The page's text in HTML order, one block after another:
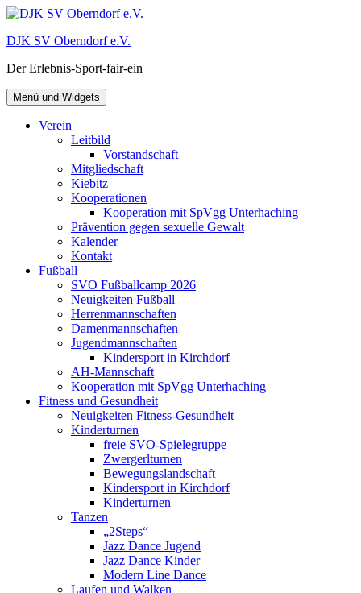
Zum
springen
DJK SV Oberndorf e.V.
Der Erlebnis-Sport-fair-ein
Menü und Widgets
Verein
Leitbild
Vorstandschaft
Mitgliedschaft
Kiebitz
Kooperationen
Kooperation mit SpVgg Unterhaching
Prävention gegen sexuelle Gewalt
Kalender
Kontakt
Fußball
SVO Fußballcamp 2026
Neuigkeiten Fußball
Herrenmannschaften
Damenmannschaften
Jugendmannschaften
Kindersport in Kirchdorf
AH-Mannschaft
Kooperation mit SpVgg Unterhaching
Fitness und Gesundheit
Neuigkeiten Fitness-Gesundheit
Kinderturnen
freie SVO-Spielegruppe
Zwergerlturnen
Bewegungslandschaft
Kindersport in Kirchdorf
Kinderturnen
Tanzen
„2Steps“
Jazz Dance Jugend
Jazz Dance Kinder
Modern Line Dance
Laufen und Walken